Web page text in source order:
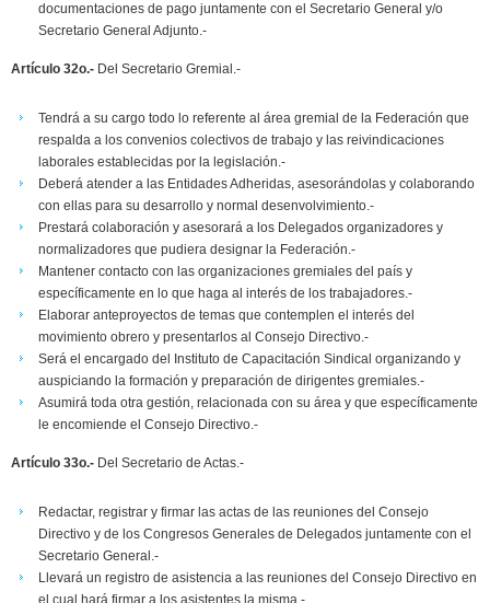
documentaciones de pago juntamente con el Secretario General y/o
Secretario General Adjunto.-
Artículo 32o.- Del Secretario Gremial.-
Tendrá a su cargo todo lo referente al área gremial de la Federación que
respalda a los convenios colectivos de trabajo y las reivindicaciones
laborales establecidas por la legislación.-
Deberá atender a las Entidades Adheridas, asesorándolas y colaborando
con ellas para su desarrollo y normal desenvolvimiento.-
Prestará colaboración y asesorará a los Delegados organizadores y
normalizadores que pudiera designar la Federación.-
Mantener contacto con las organizaciones gremiales del país y
específicamente en lo que haga al interés de los trabajadores.-
Elaborar anteproyectos de temas que contemplen el interés del
movimiento obrero y presentarlos al Consejo Directivo.-
Será el encargado del Instituto de Capacitación Sindical organizando y
auspiciando la formación y preparación de dirigentes gremiales.-
Asumirá toda otra gestión, relacionada con su área y que específicamente
le encomiende el Consejo Directivo.-
Artículo 33o.- Del Secretario de Actas.-
Redactar, registrar y firmar las actas de las reuniones del Consejo
Directivo y de los Congresos Generales de Delegados juntamente con el
Secretario General.-
Llevará un registro de asistencia a las reuniones del Consejo Directivo en
el cual hará firmar a los asistentes la misma.-